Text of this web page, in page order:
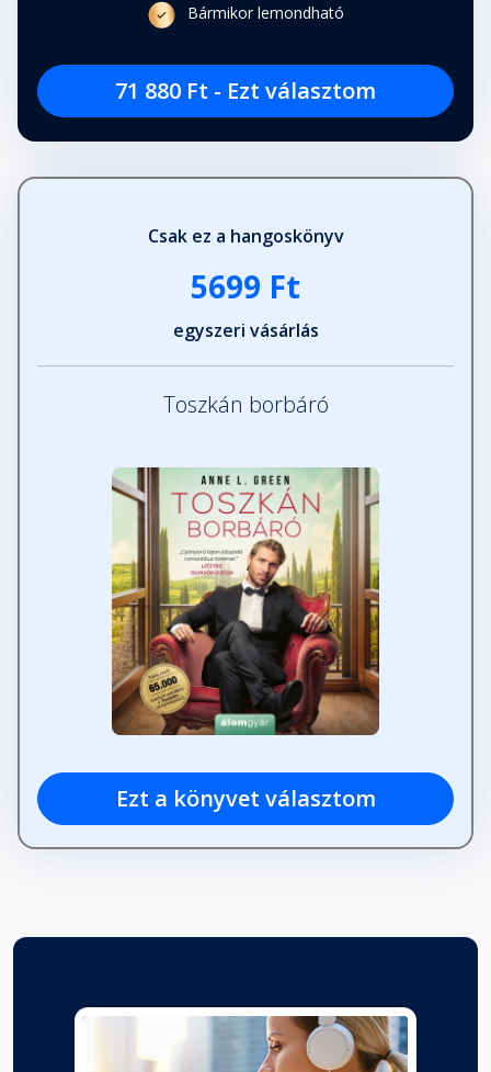
Bármikor lemondható
71 880 Ft - Ezt választom
Csak ez a hangoskönyv
5699 Ft
egyszeri vásárlás
Toszkán borbáró
Ezt a könyvet választom